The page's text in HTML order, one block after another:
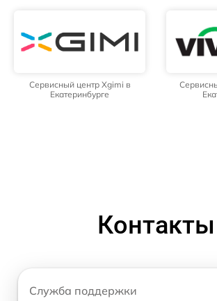
Сервисный центр Xgimi в
Екатеринбурге
Контакты
Служба поддержки